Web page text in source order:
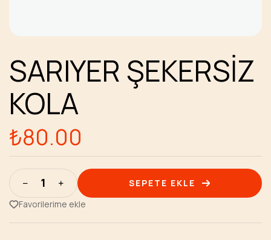
SARIYER ŞEKERSİZ
KOLA
₺80.00
SEPETE EKLE
Favorilerime ekle